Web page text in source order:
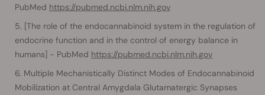
PubMed https://pubmed.ncbi.nlm.nih.gov
[The role of the endocannabinoid system in the regulation of
endocrine function and in the control of energy balance in
humans] - PubMed https://pubmed.ncbi.nlm.nih.gov
Multiple Mechanistically Distinct Modes of Endocannabinoid
Mobilization at Central Amygdala Glutamatergic Synapses